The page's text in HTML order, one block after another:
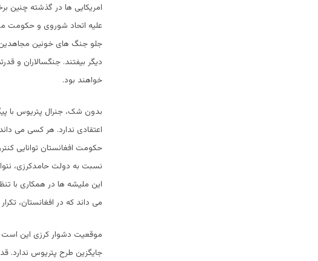
امریکایی ها در گذشته چنین
علیه اتحاد شوروی و حکومت
جلو جنگ های خونین مجاهدین
دیگر بیفتند. جنگسالاران و
خواهند بود.
بدون شک، جنرال پتریوس با
اعتقادی ندارد. هر کسی می
حکومت افغانستان توانایی
نسبت به دولت حامدکرزی،
این ملیشه ها در همکاری با
می داند که در افغانستان،
موقعیت دشوار کرزی این
جایگزین طرح پتریوس ندارد.